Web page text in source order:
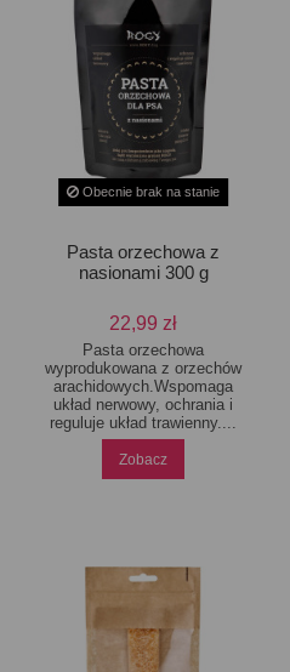
Obecnie brak na stanie
Pasta orzechowa z
nasionami 300 g
22,99 zł
Pasta orzechowa
wyprodukowana z orzechów
arachidowych.Wspomaga
układ nerwowy, ochrania i
reguluje układ trawienny....
Zobacz